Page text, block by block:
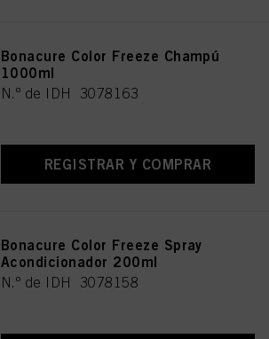
Bonacure Color Freeze Champú
1000ml
N.º de IDH 3078163
REGISTRAR Y COMPRAR
Bonacure Color Freeze Spray
Acondicionador 200ml
N.º de IDH 3078158